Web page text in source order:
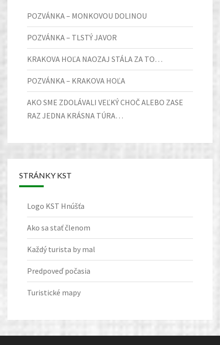
POZVÁNKA – MONKOVOU DOLINOU
POZVÁNKA – TLSTÝ JAVOR
KRAKOVA HOĽA NAOZAJ STÁLA ZA TO…
POZVÁNKA – KRAKOVA HOĽA
AKO SME ZDOLÁVALI VEĽKÝ CHOČ ALEBO ZASE
RAZ JEDNA KRÁSNA TÚRA…
STRÁNKY KST
Logo KST Hnúšťa
Ako sa stať členom
Každý turista by mal
Predpoveď počasia
Turistické mapy